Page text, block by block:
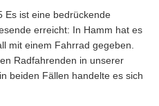
Es ist eine bedrückende
erreicht: In Hamm hat es
mit einem Fahrrad gegeben.
Radfahrenden in unserer
beiden Fällen handelte es sich